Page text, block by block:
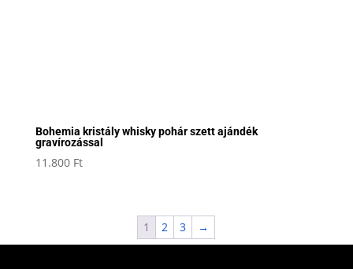
Bohemia kristály whisky pohár szett ajándék
gravírozással
11.800 Ft
1 2 3 →